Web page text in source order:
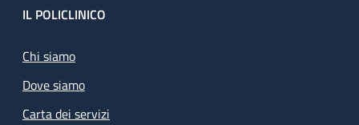
Footer
IL POLICLINICO
Chi siamo
Dove siamo
Carta dei servizi